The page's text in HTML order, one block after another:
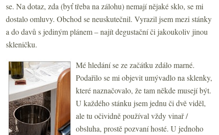
se. Na dotaz, zda (byť třeba na zálohu) nemají nějaké sklo, se mi
dostalo omluvy. Obchod se neuskutečnil. Vyrazil jsem mezi stánky
a do davů s jediným plánem – najít degustační či jakoukoliv jinou
skleničku.
Mé hledání se ze začátku zdálo marné.
Podařilo se mi objevit umývadlo na sklenky,
které naznačovalo, že tam někde musejí být.
U každého stánku jsem jednu či dvě viděl,
ale tu očividně používal vždy vinař /
obsluha, prostě pozvaní hosté. U jednoho